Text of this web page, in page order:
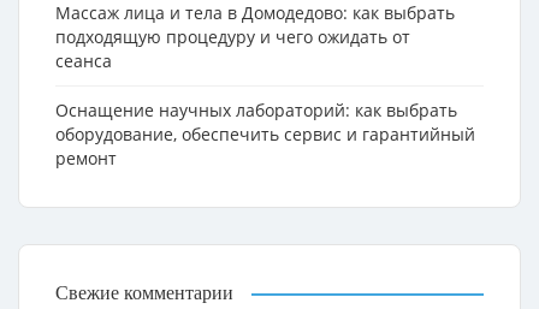
Массаж лица и тела в Домодедово: как выбрать
подходящую процедуру и чего ожидать от
сеанса
Оснащение научных лабораторий: как выбрать
оборудование, обеспечить сервис и гарантийный
ремонт
Свежие комментарии